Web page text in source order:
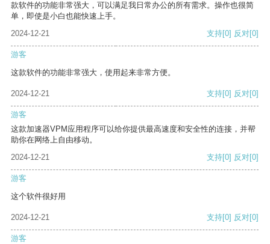
款软件的功能非常强大，可以满足我日常办公的所有需求。操作也很简
单，即使是小白也能快速上手。
2024-12-21
支持[0] 反对[0]
游客
这款软件的功能非常强大，使用起来非常方便。
2024-12-21 支持[0] 反对[0]
游客
这款加速器VPM应用程序可以给你提供最高速度和安全性的连接，并帮
助你在网络上自由移动。
2024-12-21
支持[0] 反对[0]
游客
这个软件很好用
2024-12-21 支持[0] 反对[0]
游客